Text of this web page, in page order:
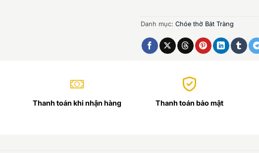
Danh mục: Chóe thờ Bát Tràng
Thanh toán khi nhận hàng Thanh toán bảo mật